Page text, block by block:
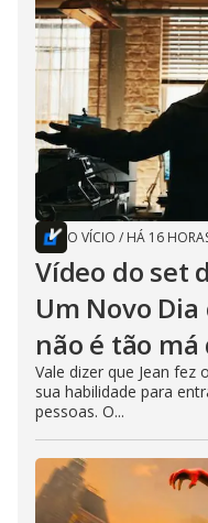
O VÍCIO / HÁ 16
Vídeo do set
Um Novo
não é tão
Vale dizer que Jean fez
sua habilidade para
pessoas. O...